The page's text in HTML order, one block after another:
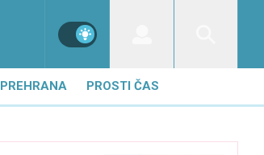
PREHRANA PROSTI ČAS